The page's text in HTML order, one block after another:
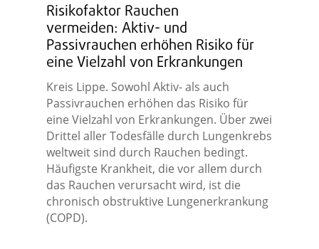
Risikofaktor Rauchen
vermeiden: Aktiv- und
Passivrauchen erhöhen Risiko für
eine Vielzahl von Erkrankungen
Kreis Lippe. Sowohl Aktiv- als auch
Passivrauchen erhöhen das Risiko für
eine Vielzahl von Erkrankungen. Über zwei
Drittel aller Todesfälle durch Lungenkrebs
weltweit sind durch Rauchen bedingt.
Häufigste Krankheit, die vor allem durch
das Rauchen verursacht wird, ist die
chronisch obstruktive Lungenerkrankung
(COPD).